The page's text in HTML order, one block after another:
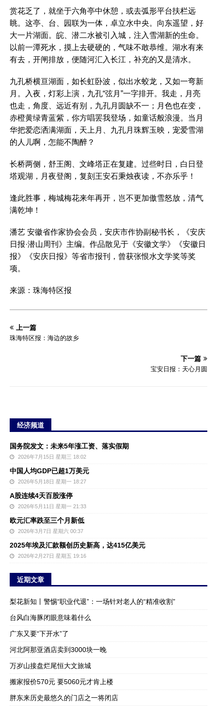
赏花乏了，就坐于六角亭中休憩，或去弧形平台扶栏远
眺。这亭、台、园联为一体，卓立水中央。向东遥望，好
大一片湖面。皖、潜二水被引入城，注入雪湖新的生命。
以前一潭死水，摸上去硬硬的，气味不敢恭维。湖水有来
有去，开闸排放，便随河汇入长江，补充的又是清水。
九孔桥横亘湖面，如长虹卧波，似出水蛟龙，又如一弯新
月。入夜，灯彩上演，九孔“弦月”一字排开。我走，月亮
也走，角度、远近有别，九孔月圆缺不一；月色也在变，
赤橙黄绿青蓝紫，你方唱罢我登场，如童话般浪漫。当月
华把爱恋洒满湖面，天上月、九孔月珠辉玉映，宠爱雪湖
的人儿啊，怎能不陶醉？
长桥两侧，舒王阁、文峰塔正在复建。过些时日，白日登
塔观湖，月夜登阁，复刻王安石秉烛夜读，不亦乐乎！
逢此胜事，梅城梅花来年再开，岂不更加傲雪怒放，清气
满乾坤！
潘艺 安徽省作家协会会员，安庆市作协副秘书长，《安庆
日报·潜山周刊》主编。作品散见于《安徽文学》《安徽日
报》《安庆日报》等省市报刊，曾获张恨水文学奖等奖
项。
来源：珠海特区报
上一篇
珠海特区报：海边的故乡
下一篇
宝安日报：天心月圆
经济频道
国务院发文：未来5年涨工资、落实假期
2026年7月15日 星期三 18:02
中国人均GDP已超1万美元
2026年5月18日 星期一 18:27
A股连续4天百股涨停
2026年5月11日 星期一 21:33
欧元汇率跌至三个月新低
2026年3月7日 星期六 00:37
2025年埃及汇款额创历史新高，达415亿美元
2026年2月27日 星期五 19:16
近期文章
梨花新知丨警惕“职业代退”：一场针对老人的“精准收割”
台风白海豚闭眼意味着什么
广东又要“下开水”了
河北阿那亚酒店卖到3000块一晚
万岁山接盘烂尾恒大文旅城
搬家报价570元 要5060元才肯上楼
胖东来历史最悠久的门店之一将闭店